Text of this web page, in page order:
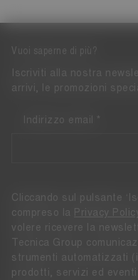
Vuoi saperne di più?
Iscriviti alla nostra
arrivi, le promozioni
Indirizzo email
Cliccando sul pulsante
compreso la
Privacy Policy
volere ricevere la
Tecnica Group
strumenti automatizzati
prodotti, servizi ed